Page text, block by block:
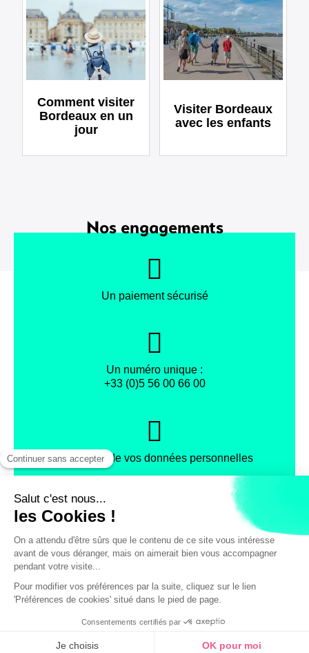
Comment visiter
Bordeaux en un
jour
Visiter Bordeaux
avec les enfants
Nos engagements
Un paiement sécurisé
Un numéro unique :
+33 (0)5 56 00 66 00
Protection de vos données personnelles
Mentions légales
Conditions générales de vente